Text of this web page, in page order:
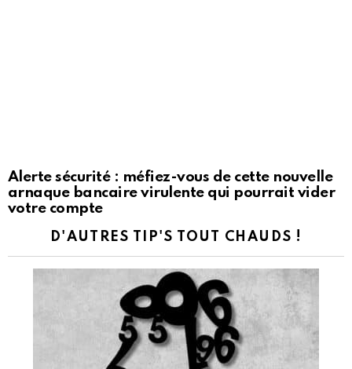
Alerte sécurité : méfiez-vous de cette nouvelle
arnaque bancaire virulente qui pourrait vider
votre compte
D'AUTRES TIP'S TOUT CHAUDS !